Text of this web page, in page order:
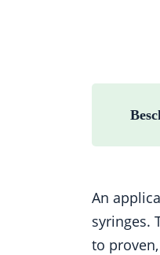
An
syringes.
to